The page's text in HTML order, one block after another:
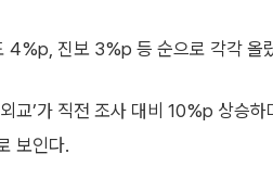
4%p, 진보 3%p 등 순으로 각각 올
교’가 직전 조사 대비 10%p 상승
보인다.